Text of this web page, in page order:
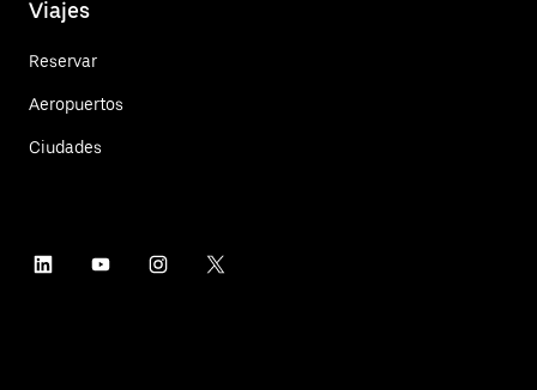
Viajes
Reservar
Aeropuertos
Ciudades